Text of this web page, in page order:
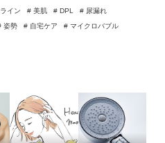
イン # 美肌 # DPL
# 尿漏れ
姿勢 # 自宅ケア
# マイクロバブル